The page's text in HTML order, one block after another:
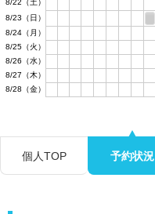
8/22（土）
8/23（日）
8/24（月）
8/25（火）
8/26（水）
8/27（木）
8/28（金）
個人TOP 予約状況